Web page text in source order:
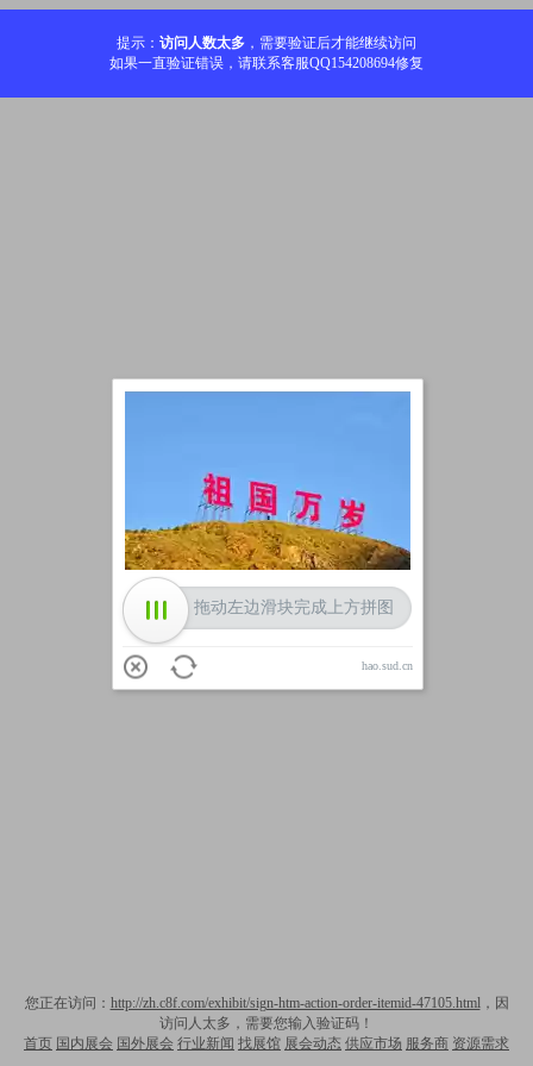
提示： 访问人数太多 ，需要验证后才能继续访问
如果一直验证错误，请联系客服QQ154208694修复
您正在访问： http://zh.c8f.com/exhibit/sign-htm-action-order-itemid-47105.html，因
访问人太多，需要您输入验证码！
首页 国内展会 国外展会 行业新闻 找展馆 展会动态 供应市场 服务商 资源需求
拖动左边滑块完成上方拼图
hao.sud.cn